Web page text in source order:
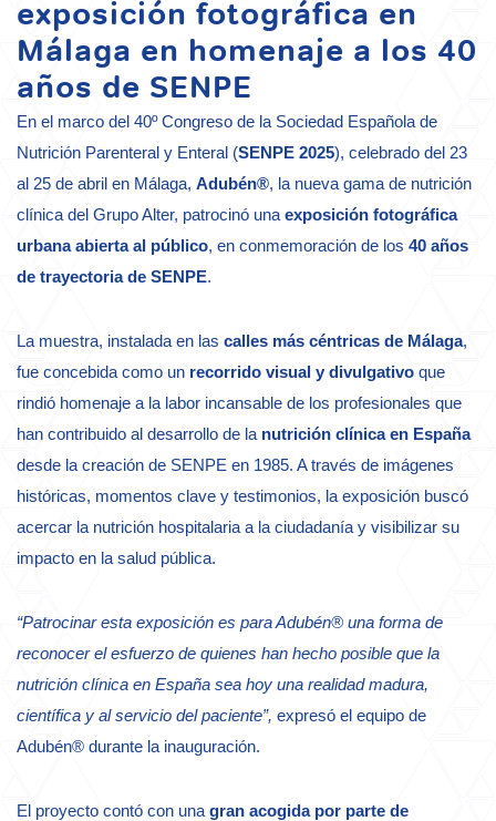
exposición fotográfica en
Málaga en homenaje a los 40
años de SENPE
En el marco del 40º Congreso de la Sociedad Española de
Nutrición Parenteral y Enteral (SENPE 2025), celebrado del 23
al 25 de abril en Málaga, Adubén®, la nueva gama de nutrición
clínica del Grupo Alter, patrocinó una exposición fotográfica
urbana abierta al público, en conmemoración de los 40 años
de trayectoria de SENPE.
La muestra, instalada en las calles más céntricas de Málaga,
fue concebida como un recorrido visual y divulgativo que
rindió homenaje a la labor incansable de los profesionales que
han contribuido al desarrollo de la nutrición clínica en España
desde la creación de SENPE en 1985. A través de imágenes
históricas, momentos clave y testimonios, la exposición buscó
acercar la nutrición hospitalaria a la ciudadanía y visibilizar su
impacto en la salud pública.
“Patrocinar esta exposición es para Adubén® una forma de
reconocer el esfuerzo de quienes han hecho posible que la
nutrición clínica en España sea hoy una realidad madura,
científica y al servicio del paciente”, expresó el equipo de
Adubén® durante la inauguración.
El proyecto contó con una gran acogida por parte de